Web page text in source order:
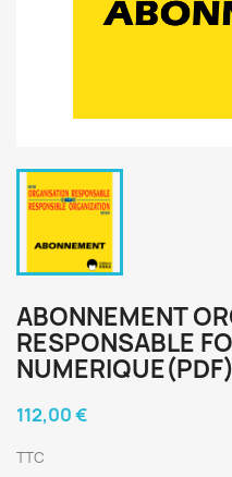
ABONNEMENT
RESPONSABLE
NUMERIQUE(PDF)
112,00 €
TTC